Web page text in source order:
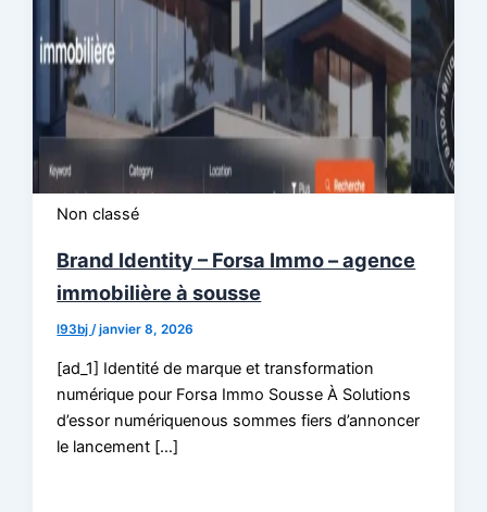
Non classé
Brand Identity – Forsa Immo – agence
immobilière à sousse
l93bj/janvier 8, 2026
[ad_1] Identité de marque et transformation
numérique pour Forsa Immo Sousse À Solutions
d’essor numériquenous sommes fiers d’annoncer
le lancement […]